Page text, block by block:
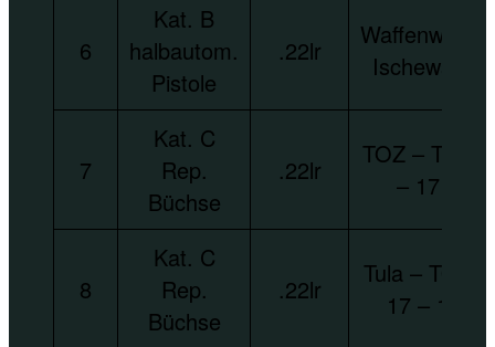
6
Kat. B
halbautom.
Pistole
.22lr
Waffenwerk
Ischewsk
7
Kat. C
Rep.
Büchse
.22lr
TOZ – TOZ
– 17
8
Kat. C
Rep.
Büchse
.22lr
Tula – TOZ
17 – 1